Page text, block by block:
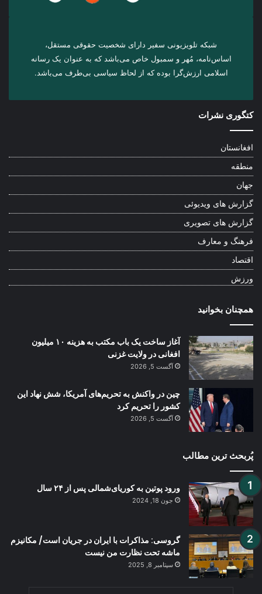
شبکه تلویزیونی سفیر دارای شخصیت حقوقی مستقل،
اساس‌نامه، مُهر و سمبول خاص می‌باشد که به عنوان یک رسانه
اسلامی ارزش‌گرا بوده که از لحاظ سیاسی بی‌طرف می‌باشد.
کتگوری نشرات
افغانستان
منطقه
جهان
گزارش های ویدیوئی
گزارش های تصویری
فرهنگ و معارف
اقتصاد
ورزش
همچنان بخوانید
آغاز ساخت یک باب مکتب به هزینه ۱۰ میلیون
افغانی در ولایت غزنی
آگست 5, 2026
چین در واکنش به تحریم‌های آمریکا، شش نهاد این
کشور را تحریم کرد
آگست 5, 2026
پُربحث ترین مطالب
ورود پوتين به کوریای‌شمالی پس از ۲۴ سال
جون 18, 2024
گروسی: مذاکرات با ایران در جریان است/ مکانیزم
ماشه تحت نظارت من نیست
سپتامبر 8, 2025